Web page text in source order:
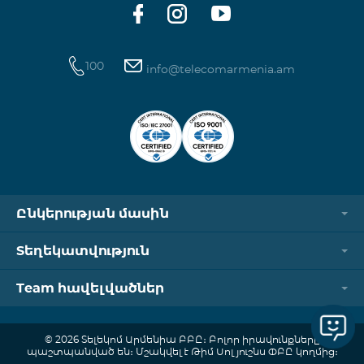
100 info@telecomarmenia.am
Ընկերության մասին
Տեղեկատվություն
Team հավելվածներ
© 2026 Տելեկոմ Արմենիա ԲԲԸ։ Բոլոր իրավունքները
պաշտպանված են։ Մշակվել է Թիմ Սոլյուշնս ՓԲԸ կողմից։